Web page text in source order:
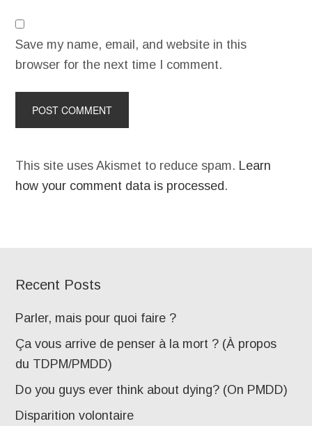
Save my name, email, and website in this
browser for the next time I comment.
This site uses Akismet to reduce spam. Learn
how your comment data is processed .
Recent Posts
Parler, mais pour quoi faire ?
Ça vous arrive de penser à la mort ? (À propos
du TDPM/PMDD)
Do you guys ever think about dying? (On PMDD)
Disparition volontaire